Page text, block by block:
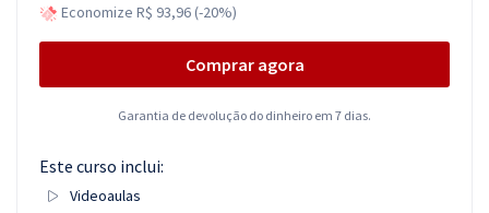
Economize R$ 93,96 (-20%)
Comprar agora
Garantia de devolução do dinheiro em 7 dias.
Este curso inclui:
Videoaulas